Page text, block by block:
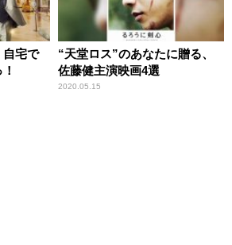
自宅で
“天堂ロス”のあなたに贈る、
佐藤健主演映画4選
2020.05.15